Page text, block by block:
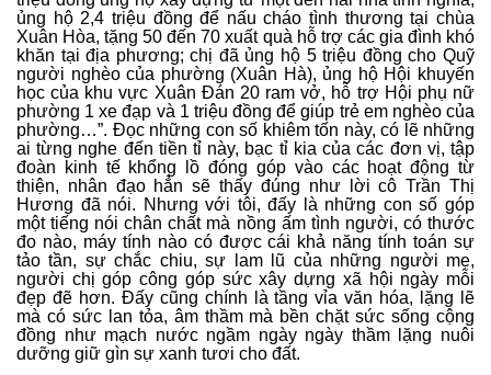
ủng hộ 2,4 triệu đồng để nấu cháo tình thương tại chùa
Xuân Hòa, tặng 50 đến 70 xuất quà hỗ trợ các gia đình khó
khăn tại địa phương; chị đã ủng hộ 5 triệu đồng cho Quỹ
người nghèo của phường (Xuân Hà), ủng hộ Hội khuyến
học của khu vực Xuân Đán 20 ram vở, hỗ trợ Hội phụ nữ
phường 1 xe đạp và 1 triệu đồng để giúp trẻ em nghèo của
phường…”. Đọc những con số khiêm tốn này, có lẽ những
ai từng nghe đến tiền tỉ này, bạc tỉ kia của các đơn vị, tập
đoàn kinh tế khổng lồ đóng góp vào các hoạt động từ
thiện, nhân đạo hẳn sẽ thấy đúng như lời cô Trần Thị
Hương đã nói. Nhưng với tôi, đấy là những con số góp
một tiếng nói chân chất mà nồng ấm tình người, có thước
đo nào, máy tính nào có được cái khả năng tính toán sự
tảo tần, sự chắc chiu, sự lam lũ của những người mẹ,
người chị góp công góp sức xây dựng xã hội ngày mỗi
đẹp đẽ hơn. Đấy cũng chính là tầng vỉa văn hóa, lặng lẽ
mà có sức lan tỏa, âm thầm mà bền chặt sức sống cộng
đồng như mạch nước ngầm ngày ngày thầm lặng nuôi
dưỡng giữ gìn sự xanh tươi cho đất.